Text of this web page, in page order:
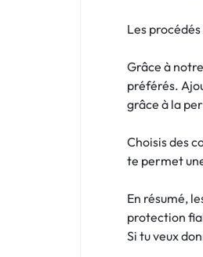
Les
Grâce à
préférés.
grâce à la
Choisis des
te permet
En résumé,
protection
Si tu veux